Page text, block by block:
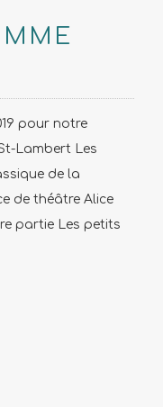
pour notre
Lambert Les
de la
de théâtre Alice
partie Les petits